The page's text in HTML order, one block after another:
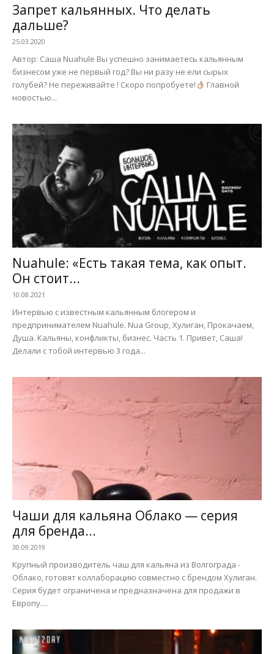
Запрет кальянных. Что делать
дальше?
25.03.2020
Автор: Саша Nuahule Вы успешно занимаетесь кальянным
бизнесом уже не первый год? Вы ни разу не ели сырых
голубей? Не переживайте ! Скоро попробуете!
Главной
новостью...
Nuahule: «Есть такая тема, как опыт.
Он стоит...
10.08.2021
Интервью с известным кальянным блогером и
предпринимателем Nuahule. Nua Group, Хулиган, Прокачаем,
Душа. Кальяны, конфликты, бизнес. Часть 1. Привет, Саша!
Делали с тобой интервью 3 года...
Чаши для кальяна Облако — серия
для бренда...
30.09.2019
Крупный производитель чаш для кальяна из Волгограда -
Облако, готовят коллаборацию совместно с брендом Хулиган.
Серия будет ограничена и предназначена для продажи в
Европу....